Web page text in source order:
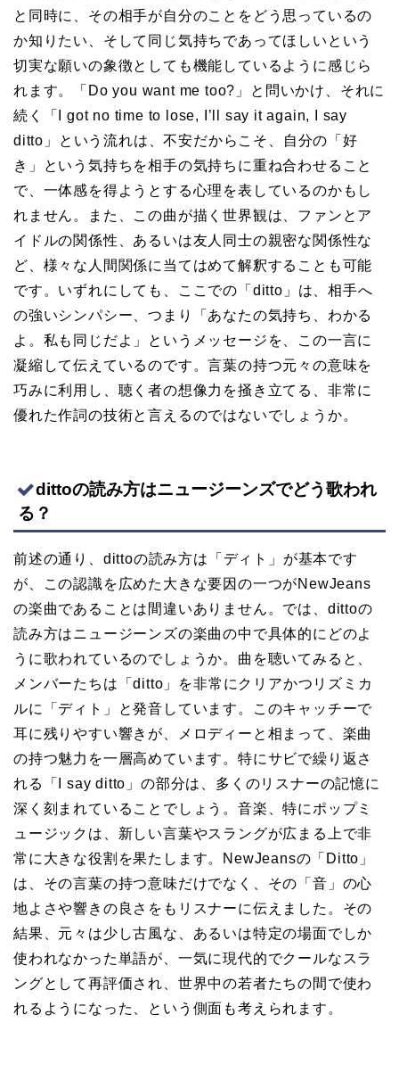
と同時に、その相手が自分のことをどう思っているの
か知りたい、そして同じ気持ちであってほしいという
切実な願いの象徴としても機能しているように感じら
れます。「Do you want me too?」と問いかけ、それに
続く「I got no time to lose, I’ll say it again, I say
ditto」という流れは、不安だからこそ、自分の「好
き」という気持ちを相手の気持ちに重ね合わせること
で、一体感を得ようとする心理を表しているのかもし
れません。また、この曲が描く世界観は、ファンとア
イドルの関係性、あるいは友人同士の親密な関係性な
ど、様々な人間関係に当てはめて解釈することも可能
です。いずれにしても、ここでの「ditto」は、相手へ
の強いシンパシー、つまり「あなたの気持ち、わかる
よ。私も同じだよ」というメッセージを、この一言に
凝縮して伝えているのです。言葉の持つ元々の意味を
巧みに利用し、聴く者の想像力を掻き立てる、非常に
優れた作詞の技術と言えるのではないでしょうか。
dittoの読み方はニュージーンズでどう歌われ
る？
前述の通り、dittoの読み方は「ディト」が基本です
が、この認識を広めた大きな要因の一つがNewJeans
の楽曲であることは間違いありません。では、dittoの
読み方はニュージーンズの楽曲の中で具体的にどのよ
うに歌われているのでしょうか。曲を聴いてみると、
メンバーたちは「ditto」を非常にクリアかつリズミカ
ルに「ディト」と発音しています。このキャッチーで
耳に残りやすい響きが、メロディーと相まって、楽曲
の持つ魅力を一層高めています。特にサビで繰り返さ
れる「I say ditto」の部分は、多くのリスナーの記憶に
深く刻まれていることでしょう。音楽、特にポップミ
ュージックは、新しい言葉やスラングが広まる上で非
常に大きな役割を果たします。NewJeansの「Ditto」
は、その言葉の持つ意味だけでなく、その「音」の心
地よさや響きの良さをもリスナーに伝えました。その
結果、元々は少し古風な、あるいは特定の場面でしか
使われなかった単語が、一気に現代的でクールなスラ
ングとして再評価され、世界中の若者たちの間で使わ
れるようになった、という側面も考えられます。